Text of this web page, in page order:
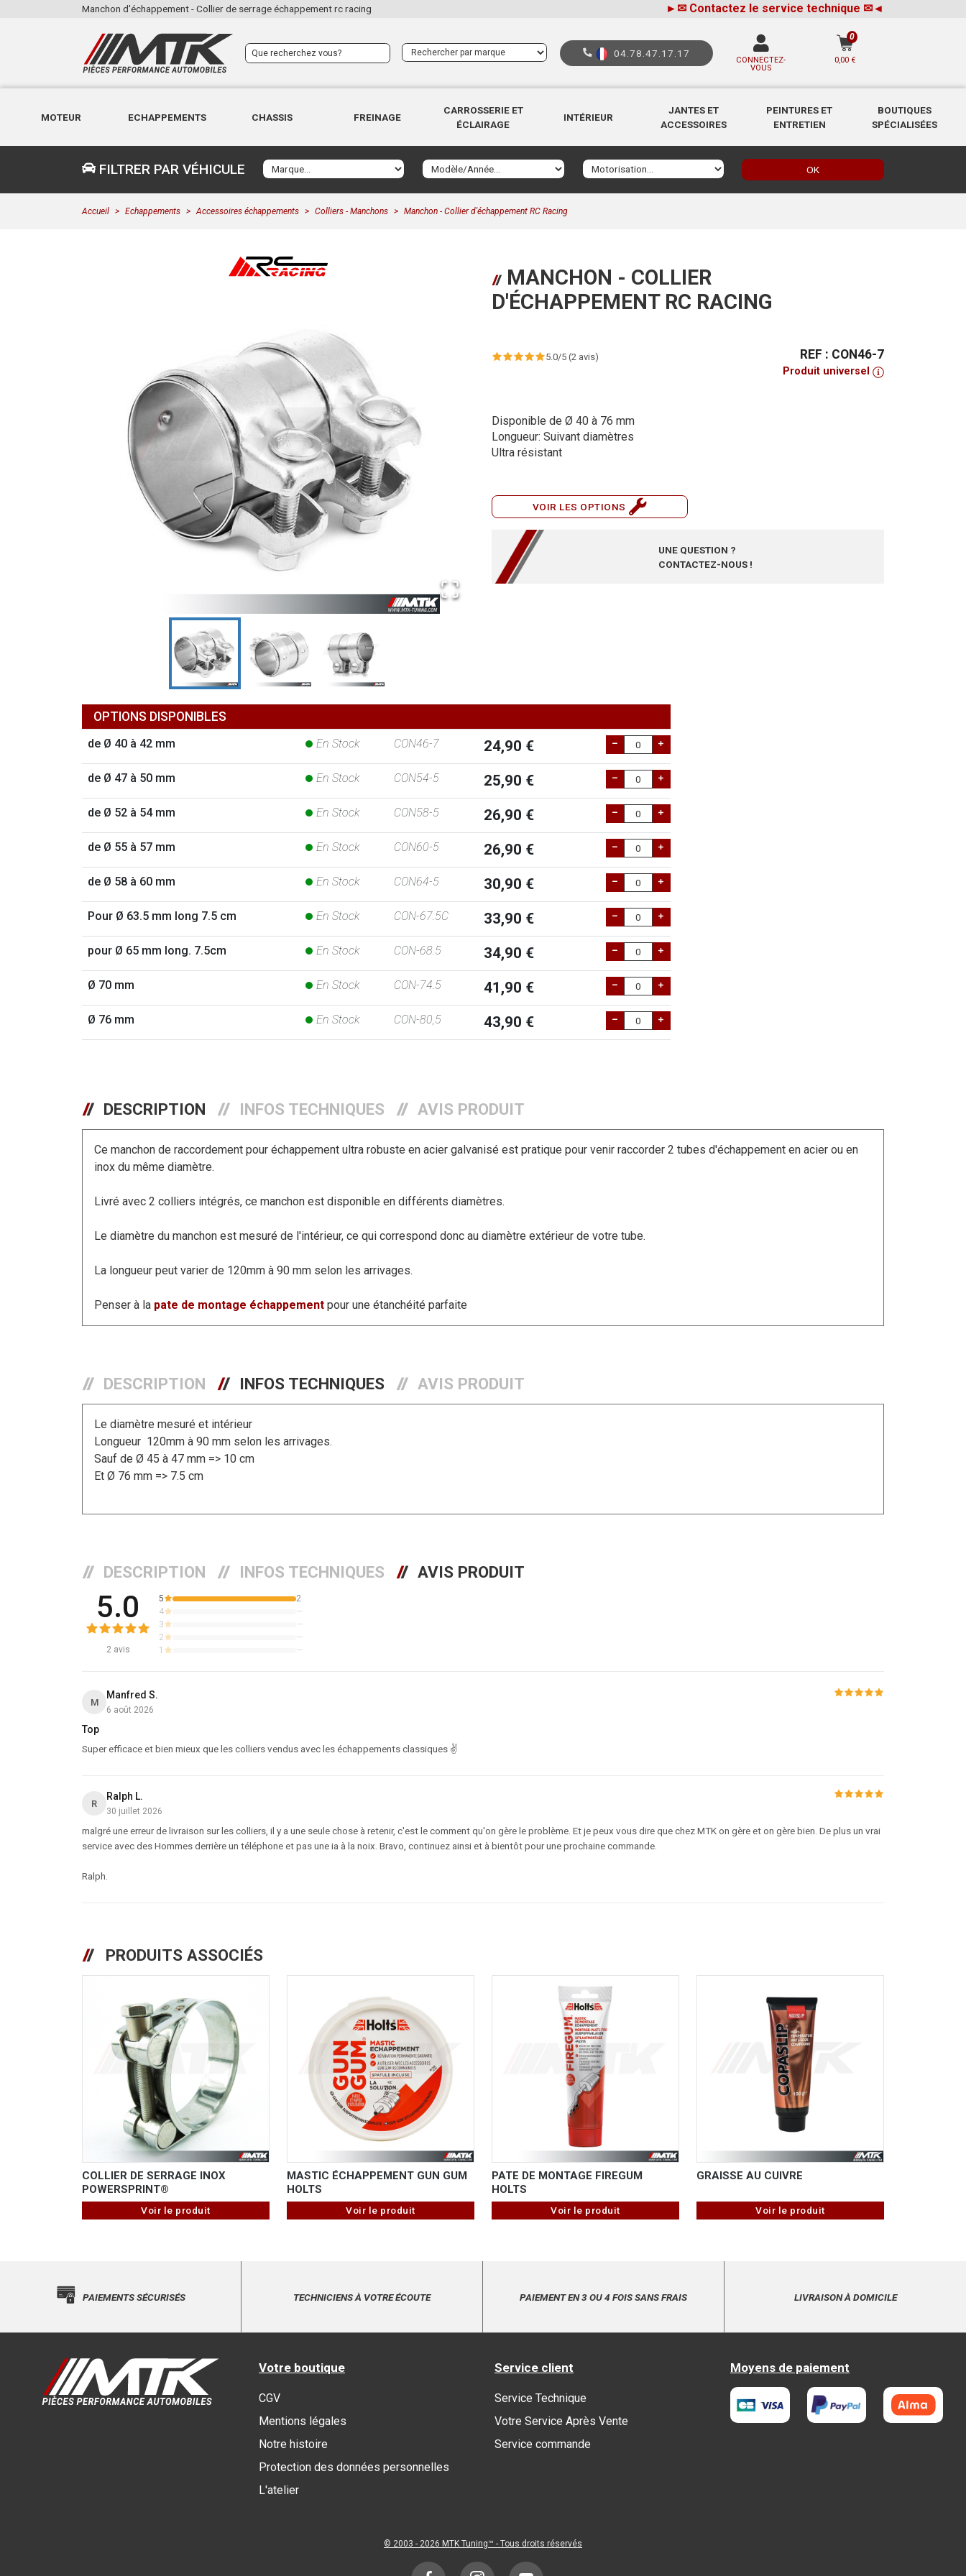
Manchon d'échappement - Collier de serrage échappement rc racing ► ✉ Contactez le service technique ✉◄
04.78.47.17.17
CONNECTEZ-
VOUS
0,00 €
0
MOTEUR ECHAPPEMENTS CHASSIS FREINAGE
CARROSSERIE ET
ÉCLAIRAGE
INTÉRIEUR
JANTES ET
ACCESSOIRES
PEINTURES ET
ENTRETIEN
BOUTIQUES
SPÉCIALISÉES
FILTRER PAR VÉHICULE OK
Accueil Echappements Accessoires échappements Colliers - Manchons Manchon - Collier d'échappement RC Racing
MANCHON - COLLIER
D'ÉCHAPPEMENT RC RACING
5.0/5 (2 avis) REF : CON46-7
Produit universel
Disponible de Ø 40 à 76 mm
Longueur: Suivant diamètres
Ultra résistant
VOIR LES OPTIONS
UNE QUESTION ?
CONTACTEZ-NOUS !
OPTIONS DISPONIBLES
de Ø 40 à 42 mm En Stock CON46-7 24,90 €
de Ø 47 à 50 mm En Stock CON54-5 25,90 €
de Ø 52 à 54 mm En Stock CON58-5 26,90 €
de Ø 55 à 57 mm En Stock CON60-5 26,90 €
de Ø 58 à 60 mm En Stock CON64-5 30,90 €
Pour Ø 63.5 mm long 7.5 cm En Stock CON-67.5C 33,90 €
pour Ø 65 mm long. 7.5cm En Stock CON-68.5 34,90 €
Ø 70 mm En Stock CON-74.5 41,90 €
Ø 76 mm En Stock CON-80,5 43,90 €
DESCRIPTION INFOS TECHNIQUES AVIS PRODUIT
Ce manchon de raccordement pour échappement ultra robuste en acier galvanisé est pratique pour venir raccorder 2 tubes d'échappement en acier ou en
inox du même diamètre.
Livré avec 2 colliers intégrés, ce manchon est disponible en différents diamètres.
Le diamètre du manchon est mesuré de l'intérieur, ce qui correspond donc au diamètre extérieur de votre tube.
La longueur peut varier de 120mm à 90 mm selon les arrivages.
Penser à la pate de montage échappement pour une étanchéité parfaite
DESCRIPTION INFOS TECHNIQUES AVIS PRODUIT
Le diamètre mesuré et intérieur
Longueur 120mm à 90 mm selon les arrivages.
Sauf de Ø 45 à 47 mm => 10 cm
Et Ø 76 mm => 7.5 cm
DESCRIPTION INFOS TECHNIQUES AVIS PRODUIT
5.0
2avis
5
2
4
—
3
—
2
—
1
—
M
Manfred S.
6 août 2026
Top
Super efficace et bien mieux que les colliers vendus avec les échappements classiques ✌️
R
Ralph L.
30 juillet 2026
malgré une erreur de livraison sur les colliers, il y a une seule chose à retenir, c'est le comment qu'on gère le problème. Et je peux vous dire que chez MTK on gère et on gère bien. De plus un vrai
service avec des Hommes derrière un téléphone et pas une ia à la noix. Bravo, continuez ainsi et à bientôt pour une prochaine commande.
Ralph.
PRODUITS ASSOCIÉS
COLLIER DE SERRAGE INOX
POWERSPRINT®
Voir le produit
MASTIC ÉCHAPPEMENT GUN GUM
HOLTS
Voir le produit
PATE DE MONTAGE FIREGUM
HOLTS
Voir le produit
GRAISSE AU CUIVRE
Voir le produit
PAIEMENTS SÉCURISÉS TECHNICIENS À VOTRE ÉCOUTE PAIEMENT EN 3 OU 4 FOIS SANS FRAIS LIVRAISON À DOMICILE
Votre boutique
CGV
Mentions légales
Notre histoire
Protection des données personnelles
L'atelier
Service client
Service Technique
Votre Service Après Vente
Service commande
Moyens de paiement
© 2003 - 2026 MTK Tuning™ - Tous droits réservés